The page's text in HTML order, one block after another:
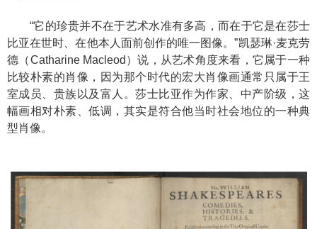
“它的珍贵并不在于艺术水准有多高，而在于它是在莎士
比亚在世时、在他本人面前创作的唯一图像。”凯瑟琳·麦克劳
德（Catharine Macleod）说，从艺术角度来看，它属于一种
比较朴素的肖像，因为那个时代的宏大肖像画通常只属于王
室成员、贵族以及富人。莎士比亚作为作家、中产阶级，这
幅画相对朴素、低调，其实是符合他当时社会地位的一种典
型肖像。